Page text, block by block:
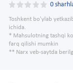
0
Toshkent bo'ylab
ichida.
* Mahsulotning tashqi
farq qilishi mumkin
** Narx veb-saytda